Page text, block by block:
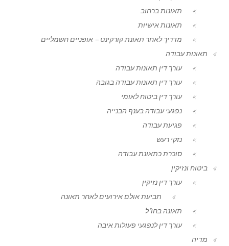
תאונות ברחוב
תאונות אישיות
מדריך לאחר תאונת קורקינט – אופניים חשמליים
תאונות עבודה
עורך דין תאונות עבודה
עורך דין תאונות עבודה בגובה
עורך דין ביטוח לאומי
נפגעי עבודה בענף הבנייה
פגיעת עבודה
נזקי רעש
סוכרת כתאונת עבודה
ביטוח ונזיקין
עורך דין נזיקין
תביעת אולם אירועים לאחר תאונה
תאונה בחו"ל
עורך דין לנפגעי פעולות איבה
מדיה